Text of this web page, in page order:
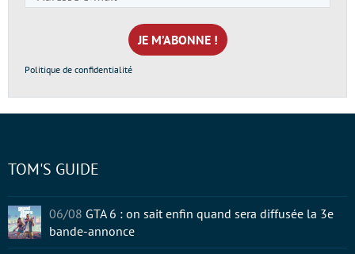
e-
mail
*
Politique de confidentialité
TOM'S GUIDE
06/08 GTA 6 : on sait enfin quand sera diffusée la 3e
bande-annonce